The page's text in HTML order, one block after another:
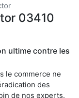
03410
ultime contre les
le commerce ne
des
de nos experts.